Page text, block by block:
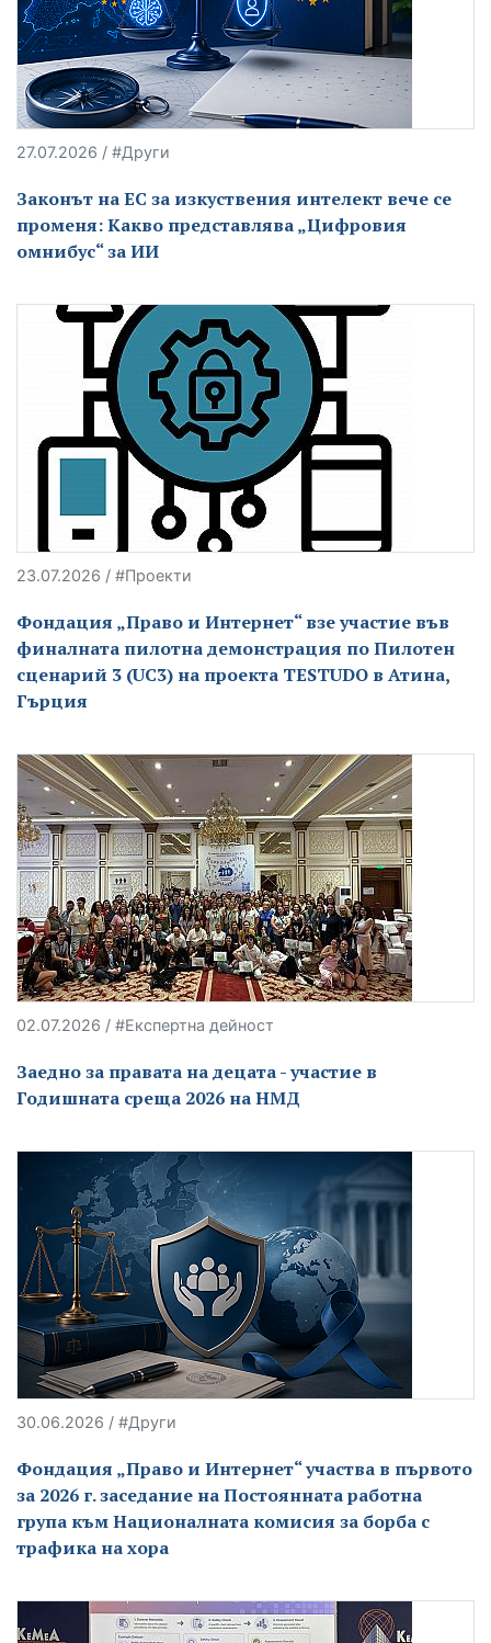
27.07.2026 / #Други
Законът на ЕС за изкуствения интелект вече се
променя: Какво представлява „Цифровия
омнибус“ за ИИ
23.07.2026 / #Проекти
Фондация „Право и Интернет“ взе участие във
финалната пилотна демонстрация по Пилотен
сценарий 3 (UC3) на проекта TESTUDO в Атина,
Гърция
02.07.2026 / #Експертна дейност
Заедно за правата на децата - участие в
Годишната среща 2026 на НМД
30.06.2026 / #Други
Фондация „Право и Интернет“ участва в първото
за 2026 г. заседание на Постоянната работна
група към Националната комисия за борба с
трафика на хора